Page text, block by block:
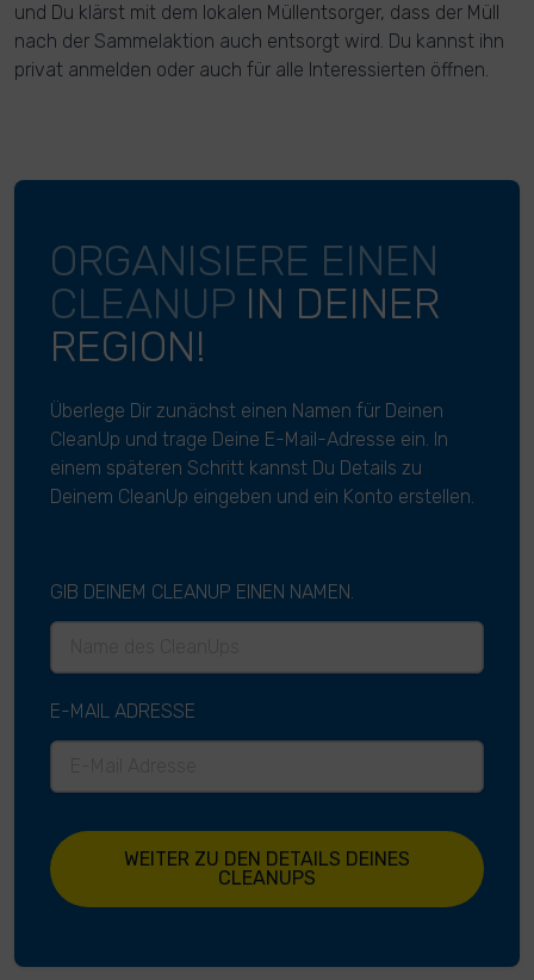
und Du klärst mit dem lokalen Müllentsorger, dass der Müll
nach der Sammelaktion auch entsorgt wird. Du kannst ihn
privat anmelden oder auch für alle Interessierten öffnen.
ORGANISIERE EINEN
CLEANUP IN DEINER
REGION!
Überlege Dir zunächst einen Namen für Deinen
CleanUp und trage Deine E-Mail-Adresse ein. In
einem späteren Schritt kannst Du Details zu
Deinem CleanUp eingeben und ein Konto erstellen.
GIB DEINEM CLEANUP EINEN NAMEN.
E-MAIL ADRESSE
WEITER ZU DEN DETAILS DEINES
CLEANUPS